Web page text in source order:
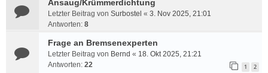
Ansaug/Krümmerdichtung
Letzter Beitrag von Surbostel « 3. Nov 2025, 21:01
Antworten: 8
Frage an Bremsenexperten
Letzter Beitrag von Bernd « 18. Okt 2025, 21:21
Antworten: 22 1 2